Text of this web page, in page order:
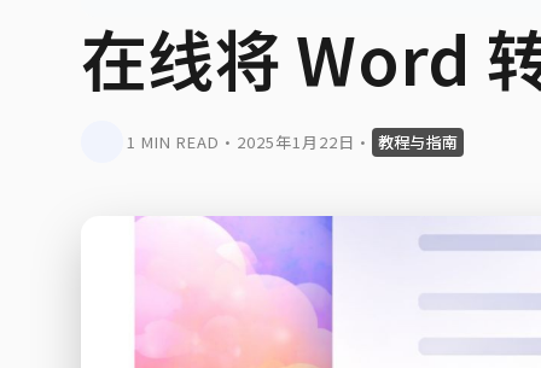
在线将 Word
1 MIN READ • 2025年1月22日 • 教程与指南